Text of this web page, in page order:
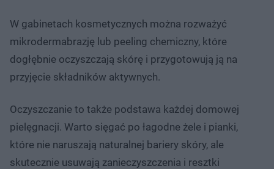
W gabinetach kosmetycznych można rozważyć
mikrodermabrazję lub peeling chemiczny, które
dogłębnie oczyszczają skórę i przygotowują ją na
przyjęcie składników aktywnych.
Oczyszczanie to także podstawa każdej domowej
pielęgnacji. Warto sięgać po łagodne żele i pianki,
które nie naruszają naturalnej bariery skóry, ale
skutecznie usuwają zanieczyszczenia i resztki